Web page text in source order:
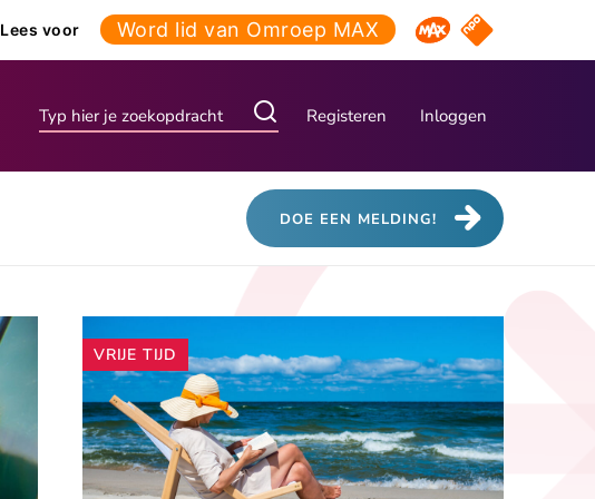
Lees voor Word lid van Omroep MAX Omroep MAX
NPO Start
Registeren Inloggen
DOE EEN MELDING!
Andere
artikelen
VRIJE TIJD